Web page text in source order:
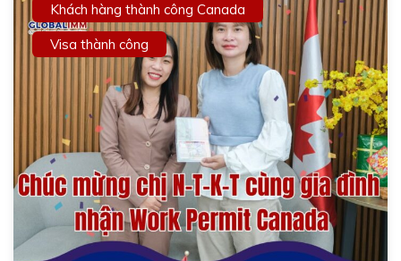
Khách hàng thành công Canada
Visa thành công